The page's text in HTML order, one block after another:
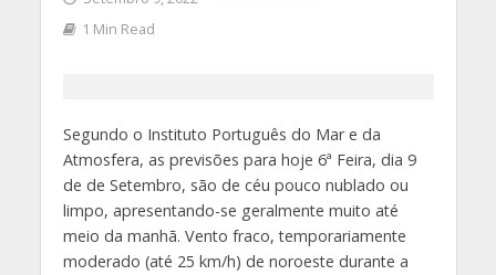
1 Min Read
Segundo o Instituto Português do Mar e da
Atmosfera, as previsões para hoje 6ª Feira, dia 9
de de Setembro, são de céu pouco nublado ou
limpo, apresentando-se geralmente muito até
meio da manhã. Vento fraco, temporariamente
moderado (até 25 km/h) de noroeste durante a